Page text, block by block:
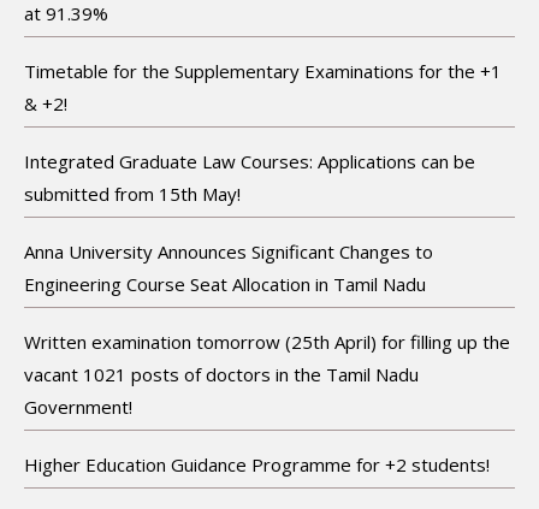
at 91.39%
Timetable for the Supplementary Examinations for the +1
& +2!
Integrated Graduate Law Courses: Applications can be
submitted from 15th May!
Anna University Announces Significant Changes to
Engineering Course Seat Allocation in Tamil Nadu
Written examination tomorrow (25th April) for filling up the
vacant 1021 posts of doctors in the Tamil Nadu
Government!
Higher Education Guidance Programme for +2 students!